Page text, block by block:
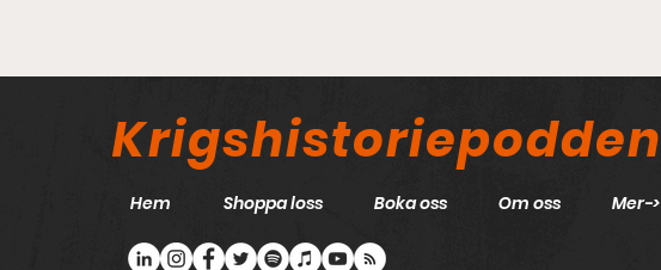
Krigshistoriepodden
Hem Shoppa loss Boka oss Om oss Mer->